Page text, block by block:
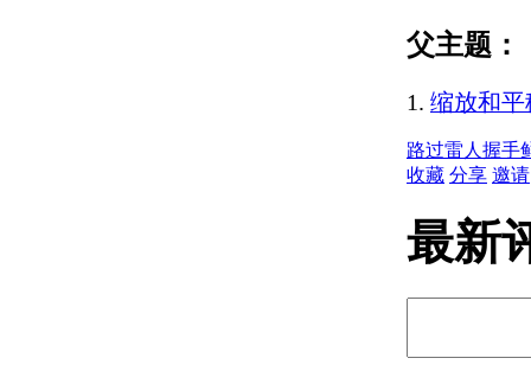
父主题：
缩放和平
路过雷人 握手
收藏 分享 邀请
最新